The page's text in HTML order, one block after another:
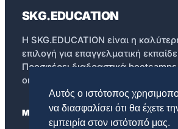
Αυτός ο ιστότοπος
να διασφαλίσει ότι θα έχετε
εμπειρία στον ιστότοπό μας.
SKG.EDUCATION
Η SKG.EDUCATION είναι η
επιλογή για επαγγελματική
Προσφέρει διαδραστικά bootcamps
online courses.
ΜΑΘΗΣΗ